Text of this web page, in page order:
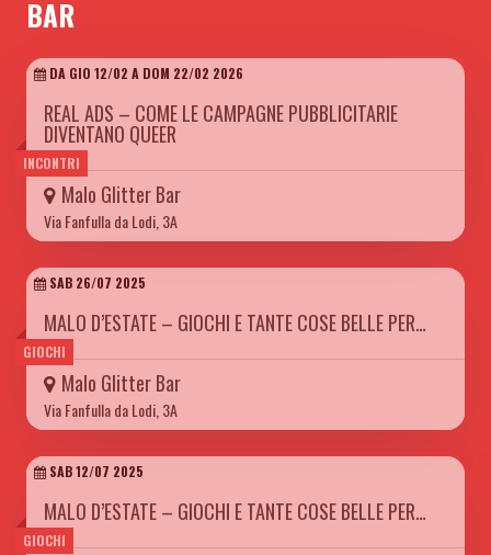
BAR
INCONTRI
DA GIO 12/02 A DOM 22/02 2026
REAL ADS – COME LE CAMPAGNE PUBBLICITARIE
DIVENTANO QUEER
Malo Glitter Bar
Via Fanfulla da Lodi, 3A
GIOCHI
SAB 26/07 2025
MALO D’ESTATE – GIOCHI E TANTE COSE BELLE PER…
Malo Glitter Bar
Via Fanfulla da Lodi, 3A
GIOCHI
SAB 12/07 2025
MALO D’ESTATE – GIOCHI E TANTE COSE BELLE PER…